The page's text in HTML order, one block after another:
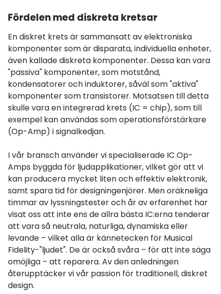
Fördelen med diskreta kretsar
En diskret krets är sammansatt av elektroniska
komponenter som är disparata, individuella enheter,
även kallade diskreta komponenter. Dessa kan vara
"passiva" komponenter, som motstånd,
kondensatorer och induktorer, såväl som "aktiva"
komponenter som transistorer. Motsatsen till detta
skulle vara en integrerad krets (IC = chip), som till
exempel kan användas som operationsförstärkare
(Op-Amp) i signalkedjan.
I vår bransch använder vi specialiserade IC Op-
Amps byggda för ljudapplikationer, vilket gör att vi
kan producera mycket liten och effektiv elektronik,
samt spara tid för designingenjörer. Men oräkneliga
timmar av lyssningstester och år av erfarenhet har
visat oss att inte ens de allra bästa IC:erna tenderar
att vara så neutrala, naturliga, dynamiska eller
levande – vilket alla är kännetecken för Musical
Fidelity-"ljudet". De är också svåra – för att inte säga
omöjliga – att reparera. Av den anledningen
återupptäcker vi vår passion för traditionell, diskret
design.